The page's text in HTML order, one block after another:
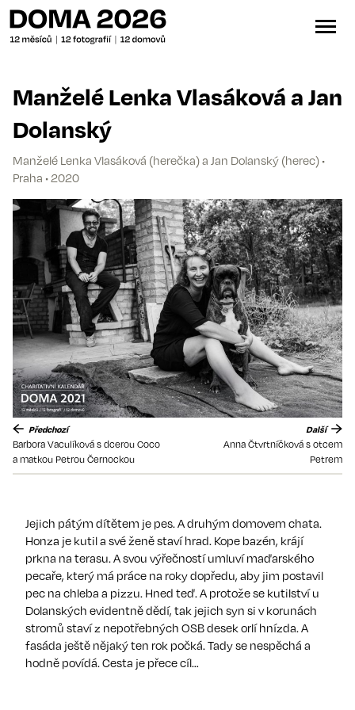
Manželé Lenka Vlasáková a Jan
Dolanský
Manželé Lenka Vlasáková (herečka) a Jan Dolanský (herec) •
Praha • 2020
Předchozí
Barbora Vaculíková s dcerou Coco
a matkou Petrou Černockou
Další
Anna Čtvrtníčková s otcem
Petrem
Jejich pátým dítětem je pes. A druhým domovem chata.
Honza je kutil a své ženě staví hrad. Kope bazén, krájí
prkna na terasu. A svou výřečností umluví maďarského
pecaře, který má práce na roky dopředu, aby jim postavil
pec na chleba a pizzu. Hned teď. A protože se kutilství u
Dolanských evidentně dědí, tak jejich syn si v korunách
stromů staví z nepotřebných OSB desek orlí hnízda. A
fasáda ještě nějaký ten rok počká. Tady se nespěchá a
hodně povídá. Cesta je přece cíl…